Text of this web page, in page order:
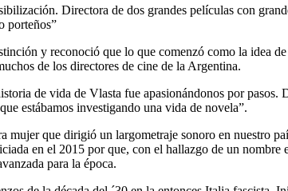
Directora de dos grandes películas con
porteños”
y reconoció que lo que comenzó como la idea
de los directores de cine de la Argentina.
de vida de Vlasta fue apasionándonos por pasos.
estábamos investigando una vida de novela”.
que dirigió un largometraje sonoro en nuestro
en el 2015 por que, con el hallazgo de un
para la época.